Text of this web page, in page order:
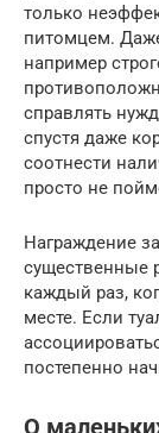
только
питомцем.
например
справлять
спустя даже
соотнести
просто не
Награждение
существенные
каждый раз,
месте. Если
постепенно